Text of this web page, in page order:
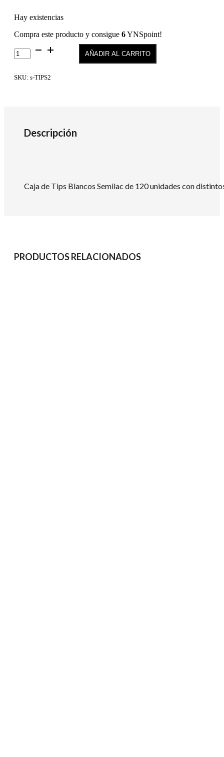
Hay existencias
Compra este producto y consigue 6YNSpoint!
Tips
Semilac
120
AÑADIR AL CARRITO
SKU: s-TIPS2
Descripción
Caja de Tips Blancos Semilac de 120 unidades con
PRODUCTOS RELACIONADOS